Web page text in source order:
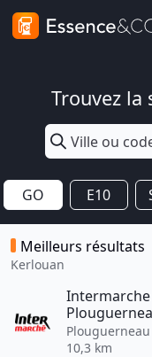
Trouvez la
GO E10
Meilleurs résultats
Kerlouan
Intermarche
Plouguerneau
10,3 km